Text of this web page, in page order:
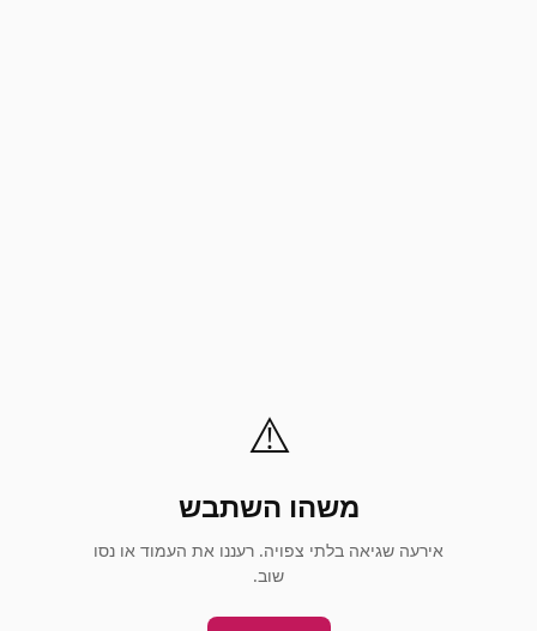
⚠️
משהו השתבש
אירעה שגיאה בלתי צפויה. רעננו את העמוד או נסו
שוב.